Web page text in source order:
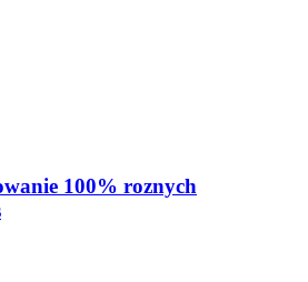
100% roznych